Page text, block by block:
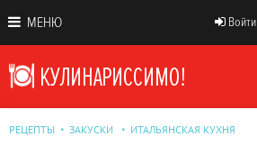
МЕНЮ Войти
РЕЦЕПТЫ ЗАКУСКИ ИТАЛЬЯНСКАЯ КУХНЯ